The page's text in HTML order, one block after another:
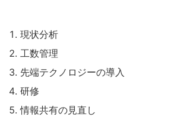
現状分析
工数管理
先端テクノロジーの導入
研修
情報共有の見直し